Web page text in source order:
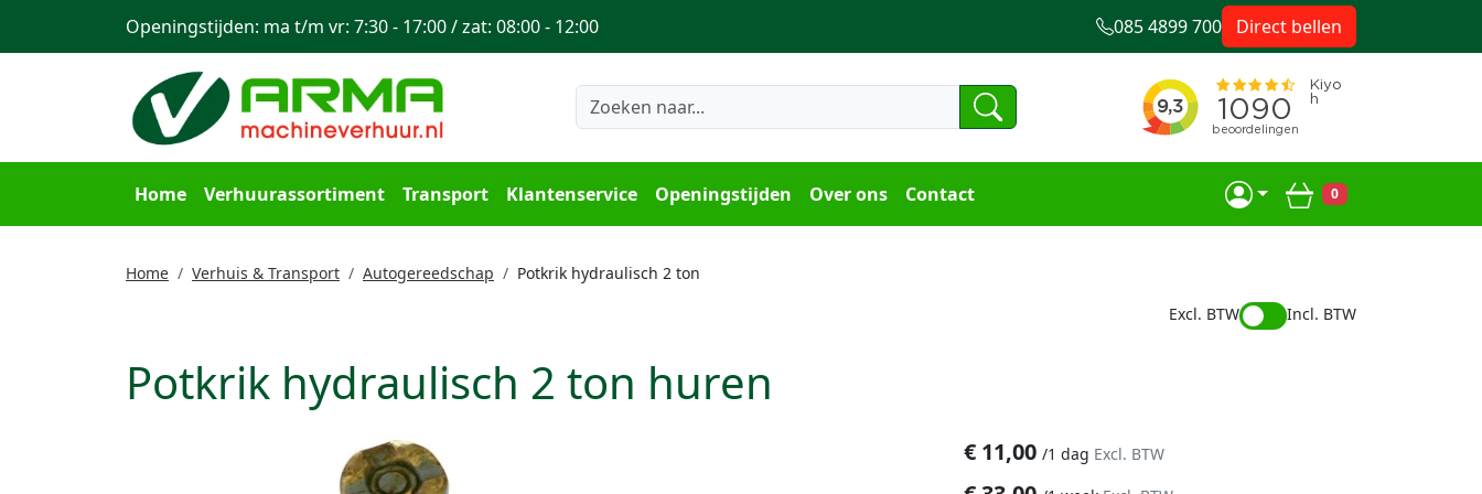
Home Verhuurassortiment Transport Klantenservice Openingstijden Over ons Contact Winkelwagen
0
Openingstijden: ma t/m vr: 7:30 - 17:00 / zat: 08:00 - 12:00 085 4899 700 Direct bellen
Home Verhuis & Transport Autogereedschap
Potkrik hydraulisch 2 ton
Excl. BTW
Incl. BTW
Potkrik hydraulisch 2 ton huren
€ 11,00 /1 dag Excl. BTW